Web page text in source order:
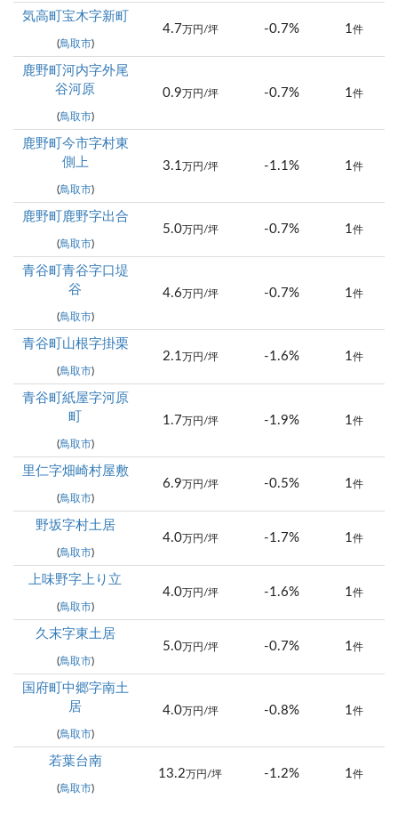
気高町宝木字新町
(鳥取市)
4.7 万円/坪 -0.7% 1件
鹿野町河内字外尾
谷河原
(鳥取市)
0.9 万円/坪 -0.7% 1件
鹿野町今市字村東
側上
(鳥取市)
3.1 万円/坪 -1.1% 1件
鹿野町鹿野字出合
(鳥取市)
5.0万円/坪 -0.7% 1件
青谷町青谷字口堤
谷
(鳥取市)
4.6 万円/坪 -0.7% 1件
青谷町山根字掛栗
(鳥取市)
2.1 万円/坪 -1.6% 1件
青谷町紙屋字河原
町
(鳥取市)
1.7 万円/坪 -1.9% 1件
里仁字畑崎村屋敷
(鳥取市)
6.9 万円/坪 -0.5% 1件
野坂字村土居
(鳥取市)
4.0万円/坪 -1.7% 1件
上味野字上り立
(鳥取市)
4.0万円/坪 -1.6% 1件
久末字東土居
(鳥取市)
5.0万円/坪 -0.7% 1件
国府町中郷字南土
居
(鳥取市)
4.0万円/坪 -0.8% 1件
若葉台南
(鳥取市)
13.2 万円/坪 -1.2% 1件